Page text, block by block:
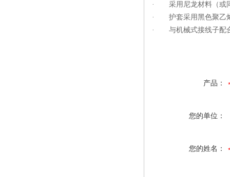
· 采用尼龙材料（或同
· 护套采用黑色聚乙烯
· 与机械式接线子配
产品：
您的单位：
您的姓名：